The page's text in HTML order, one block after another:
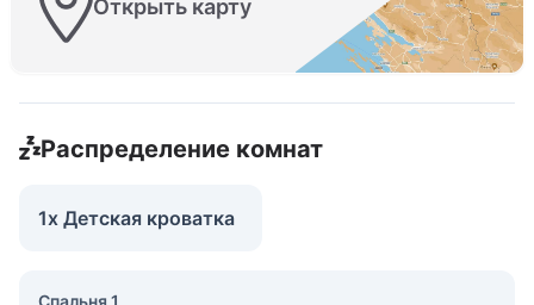
Открыть карту
Распределение комнат
1x Детская кроватка
Спальня 1